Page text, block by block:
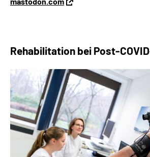
Rehabilitation bei Post-